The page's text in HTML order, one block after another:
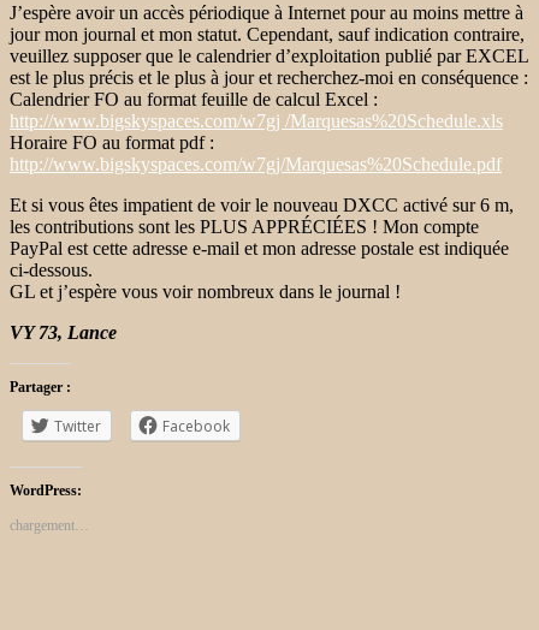
J’espère avoir un accès périodique à Internet pour au moins mettre à
jour mon journal et mon statut. Cependant, sauf indication contraire,
veuillez supposer que le calendrier d’exploitation publié par EXCEL
est le plus précis et le plus à jour et recherchez-moi en conséquence :
Calendrier FO au format feuille de calcul Excel :
http://www.bigskyspaces.com/w7gj /Marquesas%20Schedule.xls
Horaire FO au format pdf :
http://www.bigskyspaces.com/w7gj/Marquesas%20Schedule.pdf
Et si vous êtes impatient de voir le nouveau DXCC activé sur 6 m,
les contributions sont les PLUS APPRÉCIÉES ! Mon compte
PayPal est cette adresse e-mail et mon adresse postale est indiquée
ci-dessous.
GL et j’espère vous voir nombreux dans le journal !
VY 73, Lance
Partager :
Twitter Facebook
WordPress:
chargement…